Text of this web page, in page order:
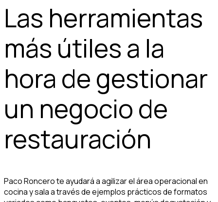
Las herramientas
más útiles a la
hora de gestionar
un negocio de
restauración
Paco Roncero te ayudará a agilizar el área operacional en
cocina y sala a través de ejemplos prácticos de formatos